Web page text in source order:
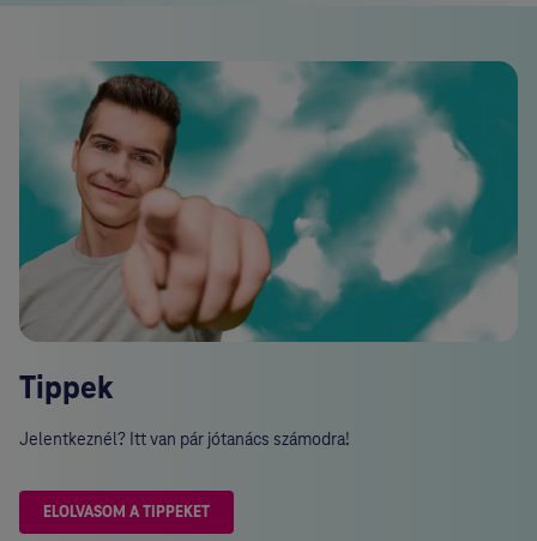
Tippek
Jelentkeznél? Itt van pár jótanács számodra!
ELOLVASOM A TIPPEKET